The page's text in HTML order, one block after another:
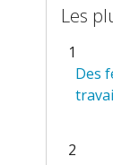
Les
1
Des
travai
2